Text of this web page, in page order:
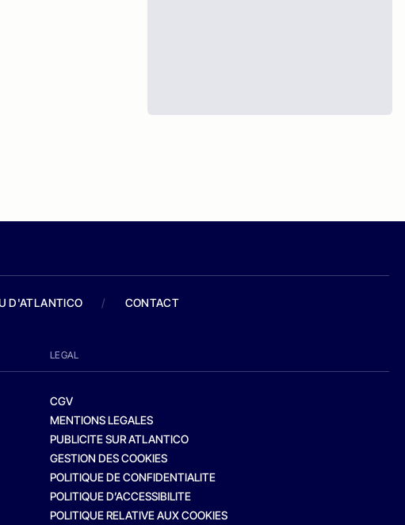
D'ATLANTICO / CONTACT
LEGAL
CGV
MENTIONS LEGALES
PUBLICITE SUR ATLANTICO
GESTION DES COOKIES
POLITIQUE DE CONFIDENTIALITE
POLITIQUE D’ACCESSIBILITE
POLITIQUE RELATIVE AUX COOKIES